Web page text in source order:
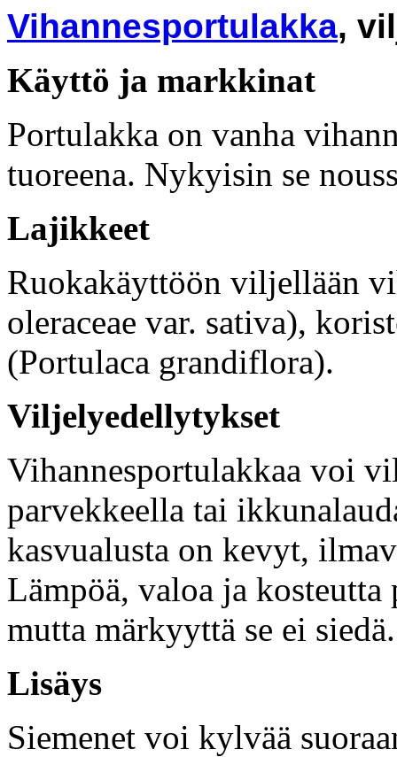
Vihannesportulakka,
Käyttö ja markkinat
Portulakka on vanha
tuoreena. Nykyisin se
Lajikkeet
Ruokakäyttöön viljellään
oleraceae var. sativa),
(Portulaca grandiflora).
Viljelyedellytykset
Vihannesportulakkaa voi
parvekkeella tai
kasvualusta on kevyt,
Lämpöä, valoa ja
mutta märkyyttä se ei siedä.
Lisäys
Siemenet voi kylvää